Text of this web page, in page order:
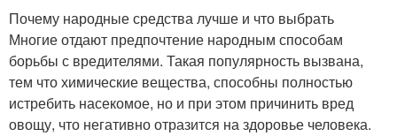
Почему народные средства лучше и что выбрать
Многие отдают предпочтение народным способам
борьбы с вредителями. Такая популярность вызвана,
тем что химические вещества, способны полностью
истребить насекомое, но и при этом причинить вред
овощу, что негативно отразится на здоровье человека.